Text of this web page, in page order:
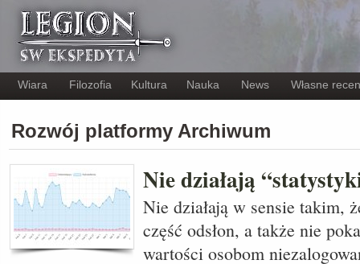
Wiara Filozofia Kultura Nauka News Własne
Rozwój platformy Archiwum
Nie działają
Nie działają w sensie takim,
część odsłon, a także nie
wartości osobom